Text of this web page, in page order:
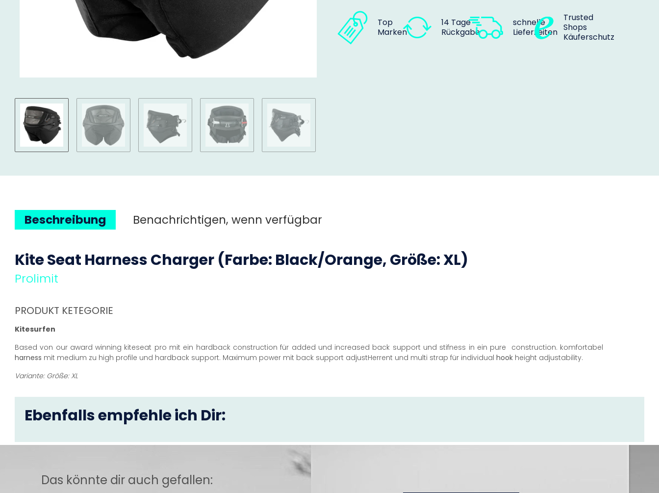
Top
Marken
14 Tage
Rückgabe
schnelle
Lieferzeiten
Trusted
Shops
Käuferschutz
Beschreibung Benachrichtigen, wenn verfügbar
Kite Seat HarnessCharger (Farbe: Black/Orange, Größe: XL)
Prolimit
PRODUKT KETEGORIE
Kitesurfen
Based von our award winning kiteseat pro mit ein hardback construction für added und increased back support und stifness in ein pure  construction. komfortabel
harness mit medium zu high profile und hardback support. Maximum power mit back support adjustHerrent und multi strap für individual hook height adjustability.
Variante: Größe: XL
Ebenfalls empfehle ich Dir:
Das könnte dir auch gefallen: